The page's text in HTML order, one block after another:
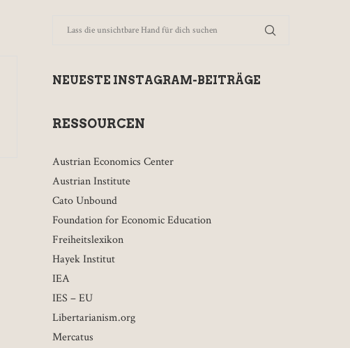
NEUESTE INSTAGRAM-BEITRÄGE
RESSOURCEN
Austrian Economics Center
Austrian Institute
Cato Unbound
Foundation for Economic Education
Freiheitslexikon
Hayek Institut
IEA
IES – EU
Libertarianism.org
Mercatus